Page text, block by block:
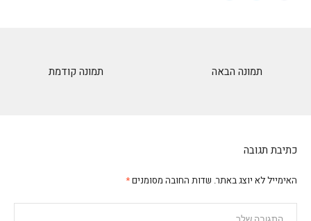
תמונה קודמת תמונה הבאה
כתיבת תגובה
האימייל לא יוצג באתר. שדות החובה מסומנים*